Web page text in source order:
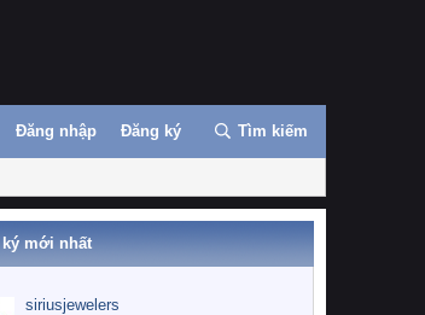
Đăng nhập Đăng ký Tìm kiếm
ký mới nhất
siriusjewelers